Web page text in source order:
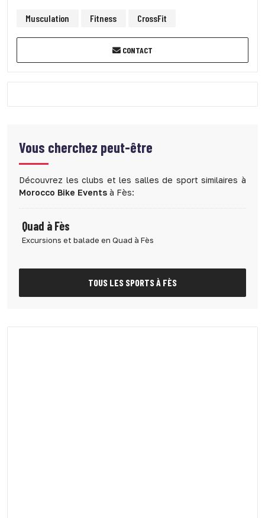
Musculation Fitness CrossFit
CONTACT
Vous cherchez peut-être
Découvrez les clubs et les salles de sport similaires à
Morocco Bike Events à Fès:
Quad à Fès
Excursions et balade en Quad à Fès
TOUS LES SPORTS À FÈS